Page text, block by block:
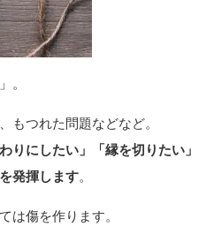
。
もつれた問題などなど。
わりにしたい」「縁を切りたい」
発揮します
は傷を作ります。